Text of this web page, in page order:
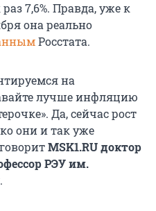
7,6%. Правда, уже к
она реально
Росстата.
на
лучше инфляцию
Да, сейчас рост
они и так уже
MSK1.RU доктор
РЭУ им.
.